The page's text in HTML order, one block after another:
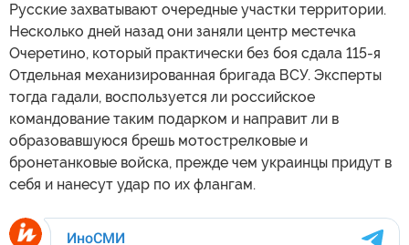
Русские захватывают очередные участки территории.
Несколько дней назад они заняли центр местечка
Очеретино, который практически без боя сдала 115-я
Отдельная механизированная бригада ВСУ. Эксперты
тогда гадали, воспользуется ли российское
командование таким подарком и направит ли в
образовавшуюся брешь мотострелковые и
бронетанковые войска, прежде чем украинцы придут в
себя и нанесут удар по их флангам.